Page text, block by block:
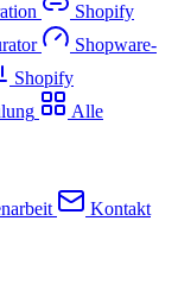
Shopify
Shopware-
Shopify
Alle
Kontakt